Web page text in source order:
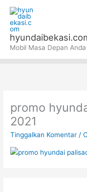
konten
Mobil Masa Depan Anda
promo
2021
Tinggalkan Komentar /